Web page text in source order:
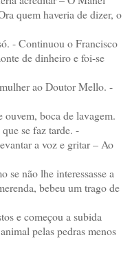
quem haveria de dizer, o
- Continuou o Francisco
de dinheiro e foi-se
ao Doutor Mello. -
boca de lavagem.
se faz tarde. -
a voz e gritar – Ao
se não lhe interessasse a
bebeu um trago de
e começou a subida
pelas pedras menos